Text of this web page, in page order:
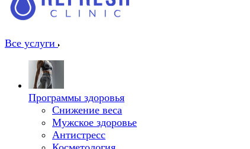
Все услуги
Программы здоровья
Снижение веса
Мужское здоровье
Антистресс